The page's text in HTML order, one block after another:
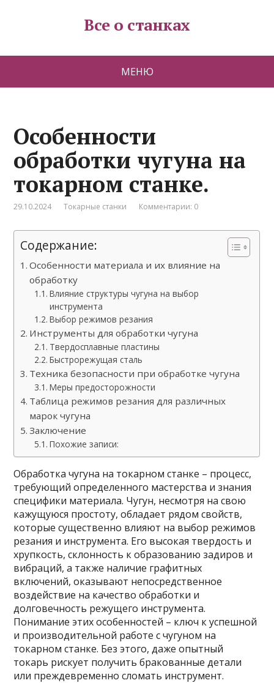
Все о станках
МЕНЮ
Особенности
обработки чугуна на
токарном станке.
29.10.2024 Токарные станки Комментарии: 0
Содержание:
Особенности материала и их влияние на
обработку
Влияние структуры чугуна на выбор
инструмента
Выбор режимов резания
Инструменты для обработки чугуна
Твердосплавные пластины
Быстрорежущая сталь
Техника безопасности при обработке чугуна
Меры предосторожности
Таблица режимов резания для различных
марок чугуна
Заключение
Похожие записи:
Обработка чугуна на токарном станке – процесс,
требующий определенного мастерства и знания
специфики материала. Чугун, несмотря на свою
кажущуюся простоту, обладает рядом свойств,
которые существенно влияют на выбор режимов
резания и инструмента. Его высокая твердость и
хрупкость, склонность к образованию задиров и
вибраций, а также наличие графитных
включений, оказывают непосредственное
воздействие на качество обработки и
долговечность режущего инструмента.
Понимание этих особенностей – ключ к успешной
и производительной работе с чугуном на
токарном станке. Без этого, даже опытный
токарь рискует получить бракованные детали
или преждевременно сломать инструмент.